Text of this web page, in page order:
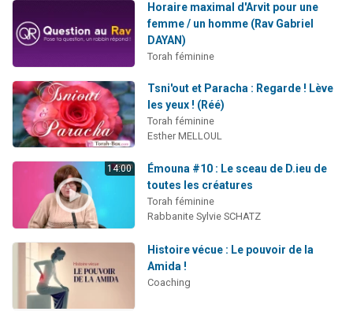
Horaire maximal d'Arvit pour une
femme / un homme (Rav Gabriel
DAYAN)
Torah féminine
Tsni'out et Paracha : Regarde ! Lève
les yeux ! (Réé)
Torah féminine
Esther MELLOUL
14:00
Émouna #10 : Le sceau de D.ieu de
toutes les créatures
Torah féminine
Rabbanite Sylvie SCHATZ
Histoire vécue : Le pouvoir de la
Amida !
Coaching